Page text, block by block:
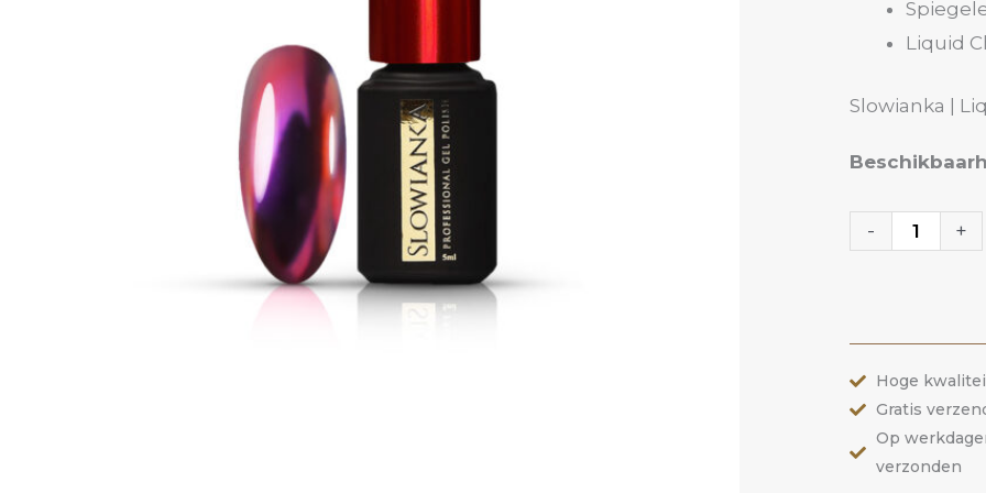
Liquid
Slowianka |
-
02
Mirror
+
Hoge
Gratis
Op
verzonden